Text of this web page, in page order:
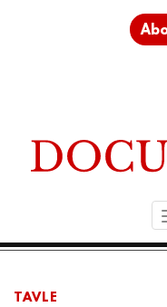
TAVLE